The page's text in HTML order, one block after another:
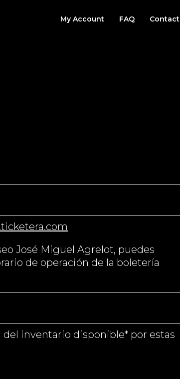
My Account FAQ Contact
José Miguel Agrelot, puedes
de operación de la boletería
del inventario disponible* por estas